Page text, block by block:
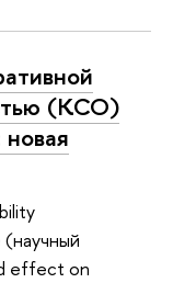
(КСО)
effect on